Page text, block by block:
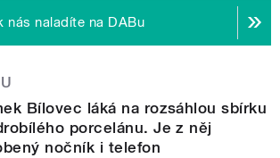
nás naladíte na DABu
Bílovec láká na rozsáhlou sbírku
porcelánu. Je z něj
nočník i telefon